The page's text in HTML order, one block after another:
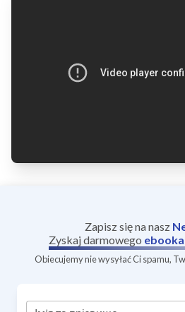
Zapisz się na nasz
Zyskaj darmowego ebooka
Obiecujemy nie wysyłać Ci spamu,